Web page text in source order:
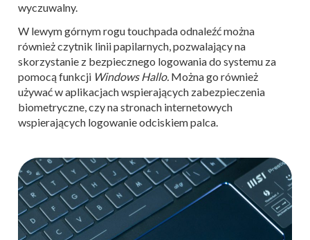
wyczuwalny.
W lewym górnym rogu touchpada odnaleźć można
również czytnik linii papilarnych, pozwalający na
skorzystanie z bezpiecznego logowania do systemu za
pomocą funkcji Windows Hallo. Można go również
używać w aplikacjach wspierających zabezpieczenia
biometryczne, czy na stronach internetowych
wspierających logowanie odciskiem palca.